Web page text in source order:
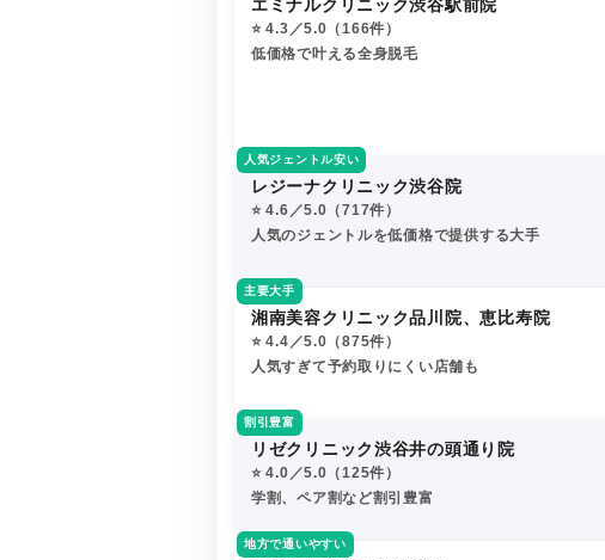
エミナルクリニック渋谷駅前院
⭐️ 4.3／5.0（166件）
低価格で叶える全身脱毛
人気ジェントル安い
レジーナクリニック渋谷院
⭐️ 4.6／5.0（717件）
人気のジェントルを低価格で提供する大手
主要大手
湘南美容クリニック品川院、恵比寿院
⭐️ 4.4／5.0（875件）
人気すぎて予約取りにくい店舗も
割引豊富
リゼクリニック渋谷井の頭通り院
⭐️ 4.0／5.0（125件）
学割、ペア割など割引豊富
地方で通いやすい